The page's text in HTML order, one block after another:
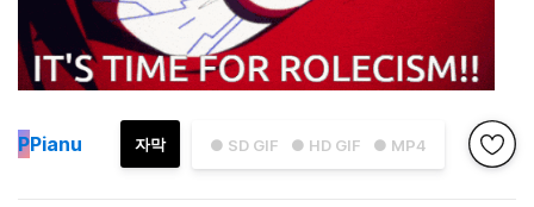
● SD GIF ● HD GIF ● MP4
자막
PPianu